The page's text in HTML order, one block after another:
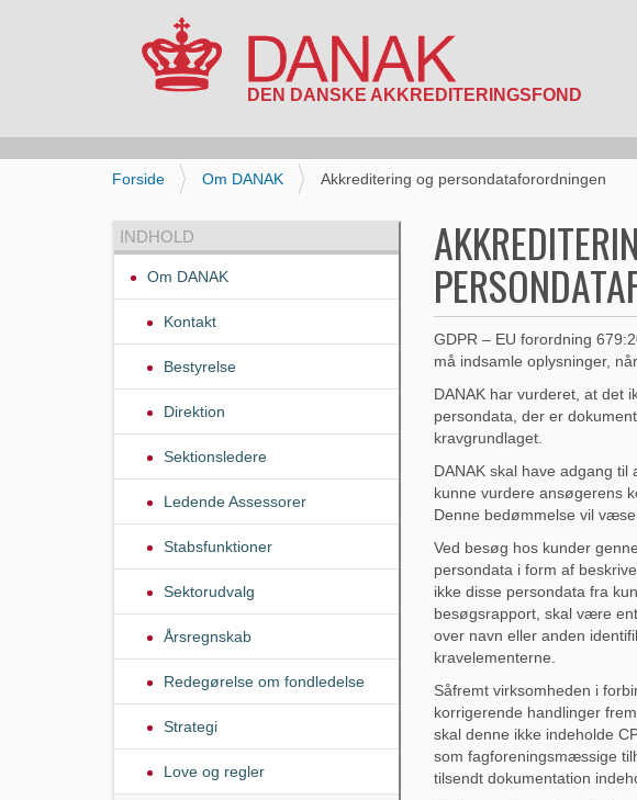
D
e
Forside Om DANAK Akkreditering og persondataforordningen
GDPR – EU forordning
må indsamle oplysninger,
DANAK har vurderet, at det
persondata, der er
kravgrundlaget.
DANAK skal have adgang
kunne vurdere ansøgerens
Denne bedømmelse vil
Ved besøg hos kunder
persondata i form af
ikke disse persondata fra
besøgsrapport, skal være
over navn eller anden
kravelementerne.
Såfremt virksomheden i
korrigerende handlinger
skal denne ikke indeholde
som fagforeningsmæssige
tilsendt dokumentation
INDHOLD
Om DANAK
Kontakt
Bestyrelse
Direktion
Sektionsledere
Ledende Assessorer
Stabsfunktioner
Sektorudvalg
Årsregnskab
Redegørelse om fondledelse
Strategi
Love og regler